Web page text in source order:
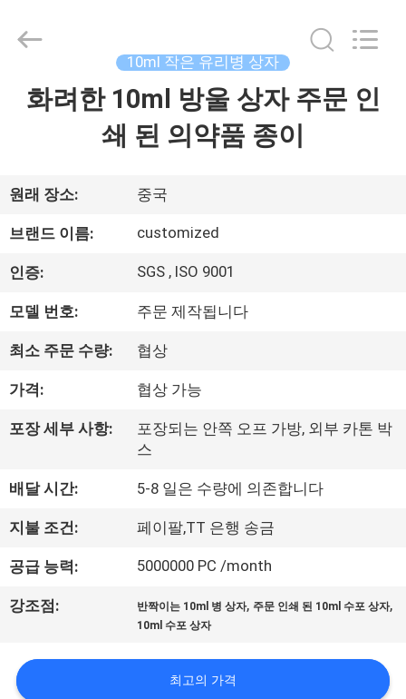
품
우
리
하
여
공
장
여
행
품
2017
Industry
10ml 작은 유리병 상자
화려한 10ml 방울 상자 주문 인
쇄 된 의약품 종이
원래 장소: 중국
브랜드 이름: customized
인증: SGS , ISO 9001
모델 번호: 주문 제작됩니다
최소 주문 수량: 협상
가격: 협상 가능
포장 세부 사항:
포장되는 안쪽 오프 가방, 외부 카톤 박
스
배달 시간: 5-8 일은 수량에 의존합니다
지불 조건: 페이팔,TT 은행 송금
공급 능력: 5000000 PC /month
강조점: 반짝이는 10ml 병 상자, 주문 인쇄 된 10ml 수포 상자,
10ml 수포 상자
최고의 가격